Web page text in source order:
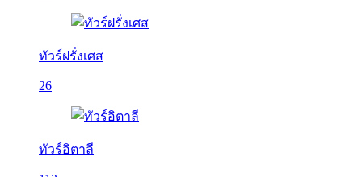
ทัวร์ฝรั่งเศส
26
ทัวร์อิตาลี